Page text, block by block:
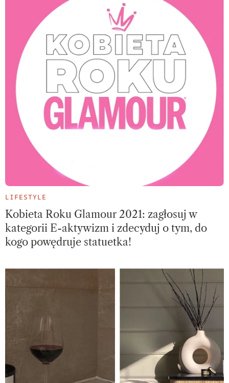
LIFESTYLE
Kobieta Roku Glamour 2021: zagłosuj w
kategorii E-aktywizm i zdecyduj o tym, do
kogo powędruje statuetka!